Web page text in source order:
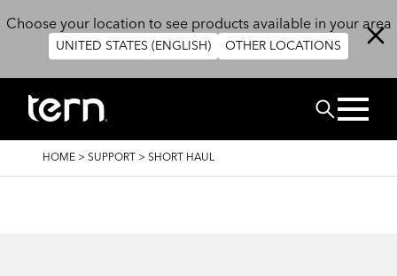
Choose your location to see products available in your area
UNITED STATES (ENGLISH) OTHER LOCATIONS
BREADCRUMB
HOME > SUPPORT > SHORT HAUL